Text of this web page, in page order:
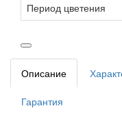
Период цветения
Описание
Гарантия